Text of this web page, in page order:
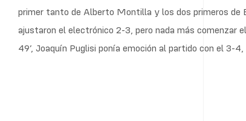
primer tanto de Alberto Montilla y los dos primeros de
ajustaron el electrónico 2-3, pero nada más comenzar
49’, Joaquín Puglisi ponía emoción al partido con el 3-